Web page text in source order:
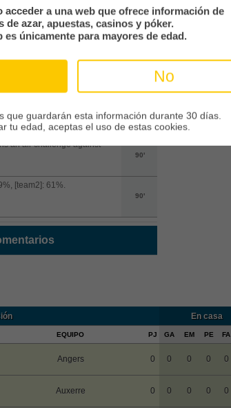
deben añadirse 5 minuto(s)
90'
puerta para Brest
90'
an air challenge against
90'
[team2]: 61%.
90'
En casa
EQUIPO PJ GA EM PE FA
Angers 0 0 0 0 0
Auxerre 0 0 0 0 0
acceder a una web que ofrece información de
de azar, apuestas, casinos y póker.
es únicamente para mayores de edad.
No
que guardarán esta información durante 30 días.
tu edad, aceptas el uso de estas cookies.